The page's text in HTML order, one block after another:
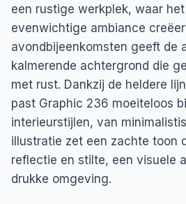
een rustige werkplek, waar
evenwichtige ambiance
avondbijeenkomsten geeft de
kalmerende achtergrond die
met rust. Dankzij de heldere
past Graphic 236 moeiteloos
interieurstijlen, van
illustratie zet een zachte toon
reflectie en stilte, een visuele
drukke omgeving.